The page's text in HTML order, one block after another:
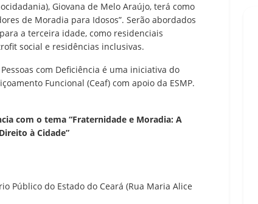
Giovana de Melo Araújo, terá como
de Moradia para Idosos”. Serão abordados
a terceira idade, como residenciais
social e residências inclusivas.
com Deficiência é uma iniciativa do
Funcional (Ceaf) com apoio da ESMP.
com o tema “Fraternidade e Moradia: A
à Cidade”
Público do Estado do Ceará (Rua Maria Alice